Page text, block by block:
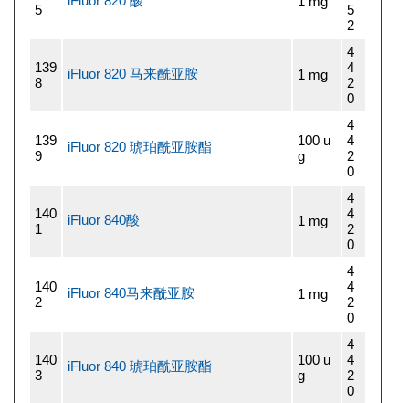
5
5
2
139
8
iFluor 820 马来酰亚胺 1 mg
4
4
2
0
139
9
iFluor 820 琥珀酰亚胺酯
100 u
g
4
4
2
0
140
1
iFluor 840酸 1 mg
4
4
2
0
140
2
iFluor 840马来酰亚胺 1 mg
4
4
2
0
140
3
iFluor 840 琥珀酰亚胺酯
100 u
g
4
4
2
0